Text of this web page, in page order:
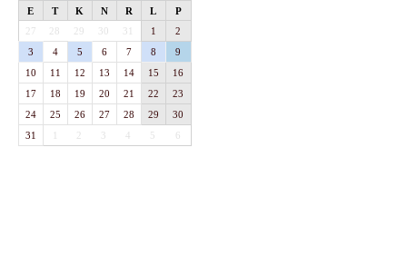
E T K N R L
P
27
28 29 30 31 1
2
3
4 5 6 7 8
9
10
11 12 13 14 15
16
17
18 19 20 21 22
23
24
25 26 27 28 29
30
31
1 3 4 5 6